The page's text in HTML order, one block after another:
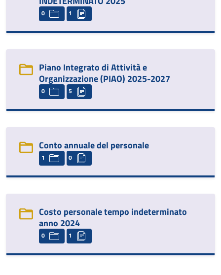
0 1
Piano Integrato di Attività e
Organizzazione (PIAO) 2025-2027
0 5
Conto annuale del personale
1 0
Costo personale tempo indeterminato
anno 2024
0 1